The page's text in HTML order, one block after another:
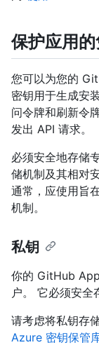
保护应用
您可以为您的
密钥用于生成安
问令牌和刷新令
发出 API 请求。
必须安全地存储
储机制及其相对
通常，应使用旨
机制。
私钥
你的 GitHub
户。 它必须安
请考虑将私钥存
Azure 密钥保管